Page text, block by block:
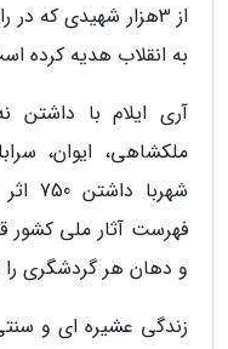
از 3هزار شهیدی که
به انقلاب هدیه کرده
آری ایلام با داشتن
ملکشاهی، ایوان،
فهرست آثار ملی کشور
و دهان هر گردشگری
زندگی عشیره ای و